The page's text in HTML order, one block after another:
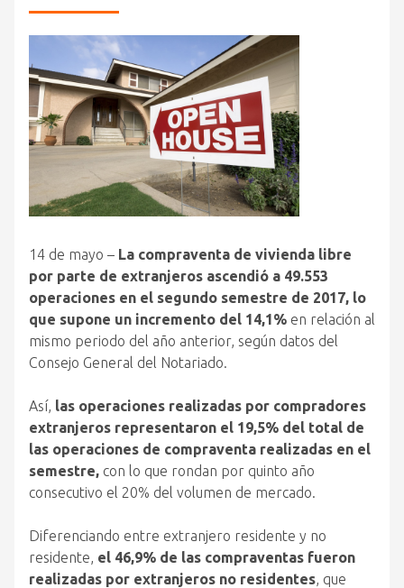
14 de mayo – La compraventa de vivienda libre
por parte de extranjeros ascendió a 49.553
operaciones en el segundo semestre de 2017, lo
que supone un incremento del 14,1% en relación al
mismo periodo del año anterior, según datos del
Consejo General del Notariado.
Así, las operaciones realizadas por compradores
extranjeros representaron el 19,5% del total de
las operaciones de compraventa realizadas en el
semestre, con lo que rondan por quinto año
consecutivo el 20% del volumen de mercado.
Diferenciando entre extranjero residente y no
residente, el 46,9% de las compraventas fueron
realizadas por extranjeros no residentes, que